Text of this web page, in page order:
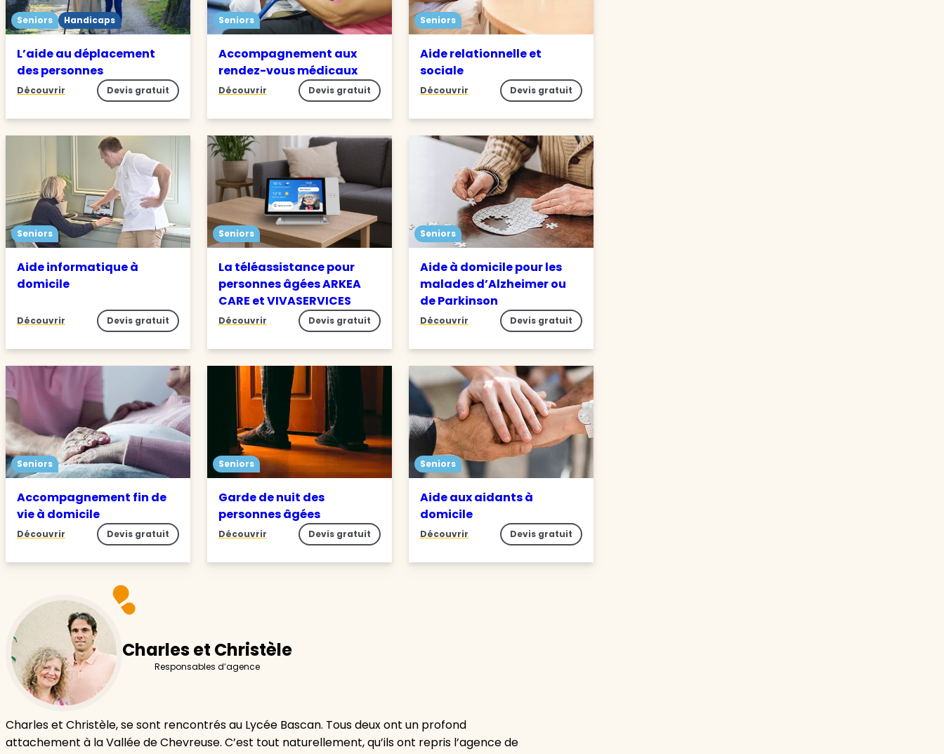
Seniors Handicaps
L’aide au déplacement
des personnes
Découvrir Devis gratuit
Seniors
Accompagnement aux
rendez-vous médicaux
Découvrir Devis gratuit
Seniors
Aide relationnelle et
sociale
Découvrir Devis gratuit
Seniors
Aide informatique à
domicile
Découvrir Devis gratuit
Seniors
La téléassistance pour
personnes âgées ARKEA
CARE et VIVASERVICES
Découvrir Devis gratuit
Seniors
Aide à domicile pour les
malades d’Alzheimer ou
de Parkinson
Découvrir Devis gratuit
Seniors
Accompagnement fin de
vie à domicile
Découvrir Devis gratuit
Seniors
Garde de nuit des
personnes âgées
Découvrir Devis gratuit
Seniors
Aide aux aidants à
domicile
Découvrir Devis gratuit
Charles et Christèle
Responsables d’agence
Charles et Christèle, se sont rencontrés au Lycée Bascan. Tous deux ont un profond
attachement à la Vallée de Chevreuse. C’est tout naturellement, qu’ils ont repris l’agence de